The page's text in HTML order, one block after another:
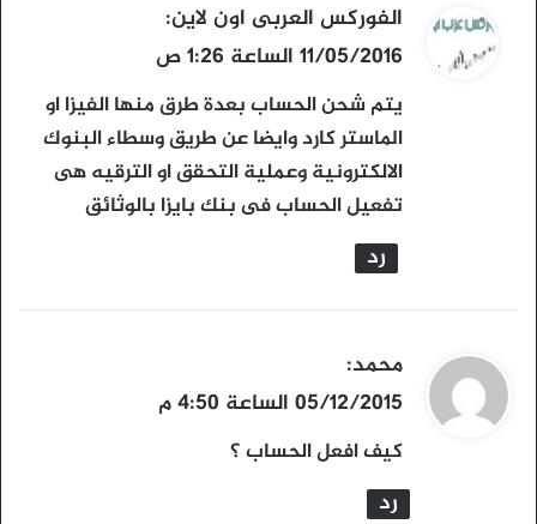
ي
ق
و
ل
الفوركس العربى اون لاين:
11/05/2016 الساعة 1:26 ص
يتم شحن الحساب بعدة طرق منها الفيزا او
الماستر كارد وايضا عن طريق وسطاء البنوك
الالكترونية وعملية التحقق او الترقيه هى
تفعيل الحساب فى بنك بايزا بالوثائق
رد
ي
ق
و
ل
محمد:
05/12/2015 الساعة 4:50 م
كيف افعل الحساب ؟
رد